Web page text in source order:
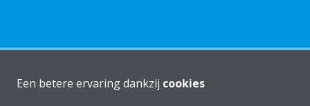
Over Daikin
Een betere ervaring dankzij cookies